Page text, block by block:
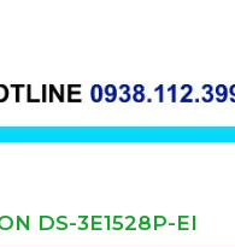
DS-3E1528P-EI